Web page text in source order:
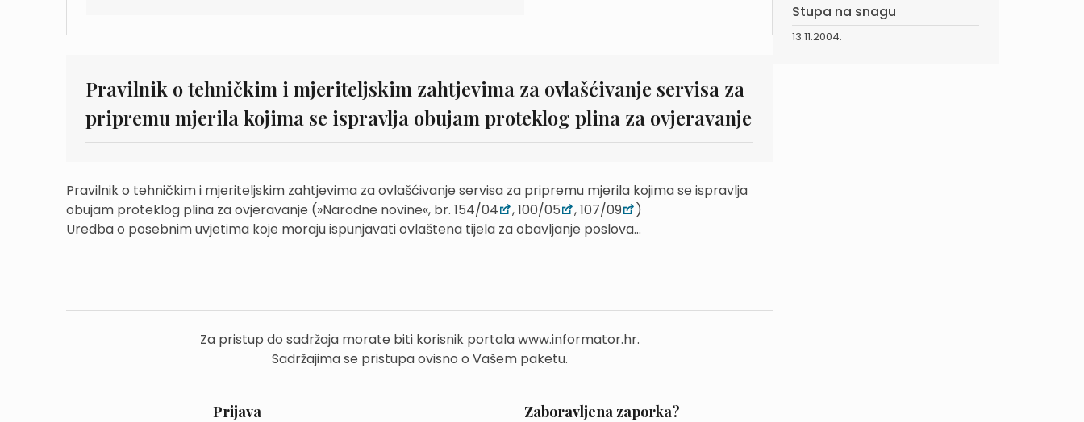
Pravilnik o tehničkim i mjeriteljskim zahtjevima za ovlašćivanje servisa za
pripremu mjerila kojima se ispravlja obujam proteklog plina za ovjeravanje
Pravilnik o tehničkim i mjeriteljskim zahtjevima za ovlašćivanje servisa za pripremu mjerila kojima se ispravlja
obujam proteklog plina za ovjeravanje (»Narodne novine«, br. 154/04
, 100/05 , 107/09
)
Uredba o posebnim uvjetima koje moraju ispunjavati ovlaštena tijela za obavljanje poslova...
Za pristup do sadržaja morate biti korisnik portala www.informator.hr.
Sadržajima se pristupa ovisno o Vašem paketu.
Prijava Zaboravljena zaporka?
Stupa na snagu
13.11.2004.